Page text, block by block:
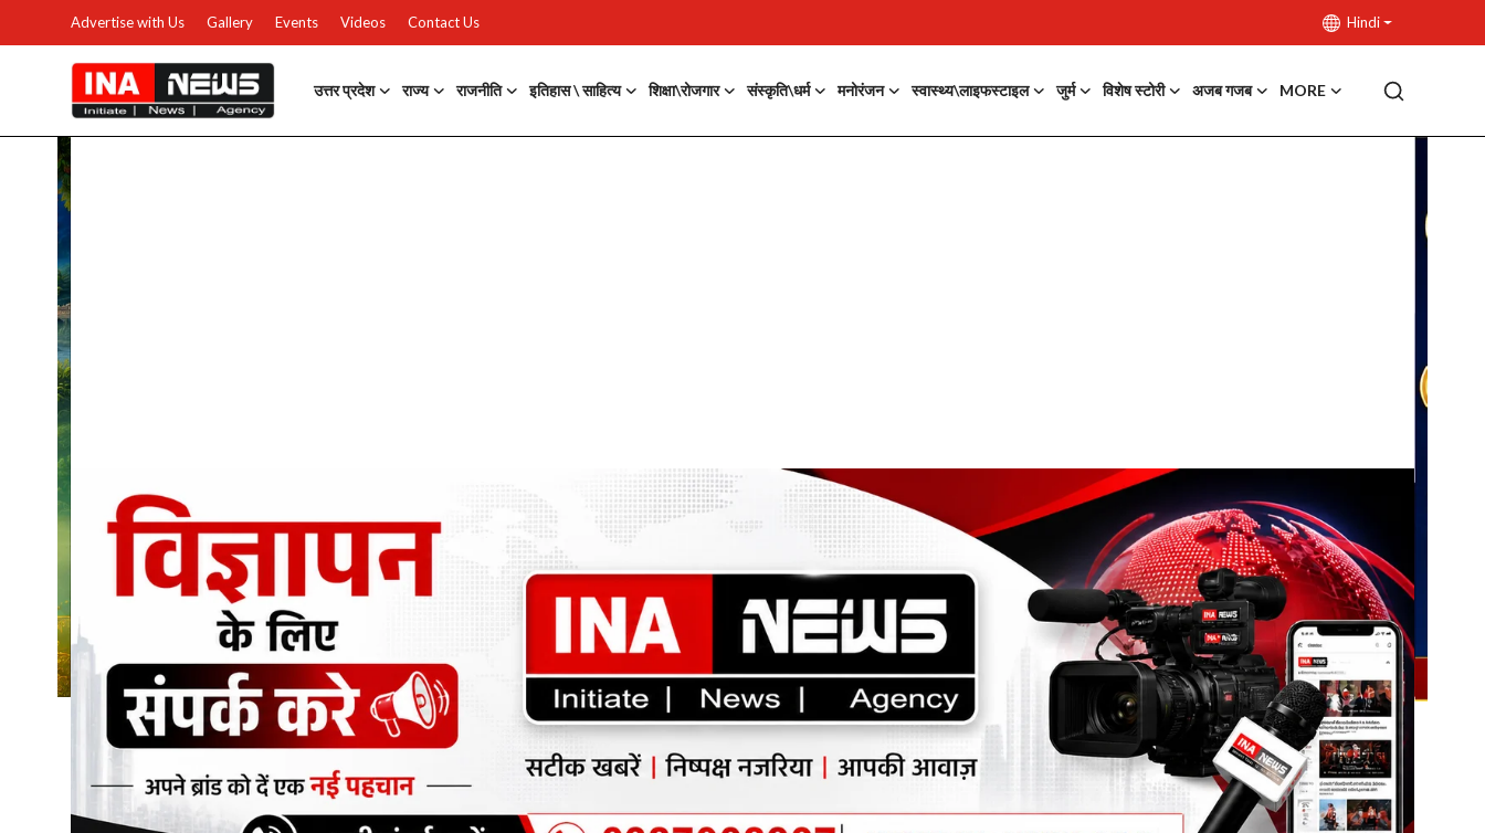
Advertise with Us Gallery Events Videos Contact Us Hindi
उत्तर प्रदेश राज्य राजनीति इतिहास \ साहित्य शिक्षा\रोजगार संस्कृति\धर्म मनोरंजन स्वास्थ्य\लाइफस्टाइल जुर्म विशेष स्टोरी अजब गजब MORE
उत्तर प्रदेश
Advertise with Us
Events
Gallery
राजनीति
Contacts
इतिहास \ साहित्य
शिक्षा\रोजगार
मनोरंजन
स्वास्थ्य\लाइफस्टाइल
अजब गजब